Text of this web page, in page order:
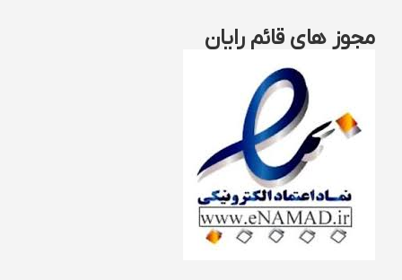
مجوز های قائم رایان